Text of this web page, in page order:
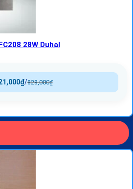
28W Duhal
828,000₫
/
₫